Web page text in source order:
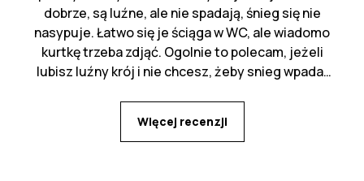
dobrze, są luźne, ale nie spadają, śnieg się nie
nasypuje. Łatwo się je ściąga w WC, ale wiadomo
kurtkę trzeba zdjąć. Ogolnie to polecam, jeżeli
lubisz luźny krój i nie chcesz, żeby snieg wpadał
Więcej recenzji